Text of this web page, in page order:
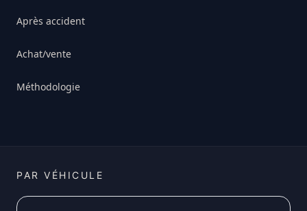
Après accident
Achat/vente
Méthodologie
PAR VÉHICULE